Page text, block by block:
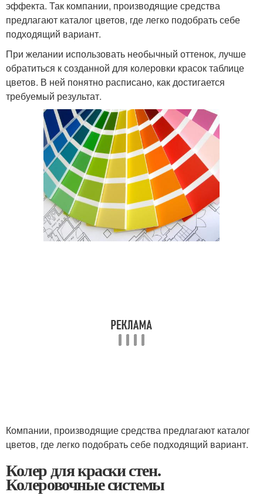
эффекта. Так компании, производящие средства
предлагают каталог цветов, где легко подобрать себе
подходящий вариант.
При желании использовать необычный оттенок, лучше
обратиться к созданной для колеровки красок таблице
цветов. В ней понятно расписано, как достигается
требуемый результат.
Компании, производящие средства предлагают каталог
цветов, где легко подобрать себе подходящий вариант.
Колер для краски стен.
Колеровочные системы